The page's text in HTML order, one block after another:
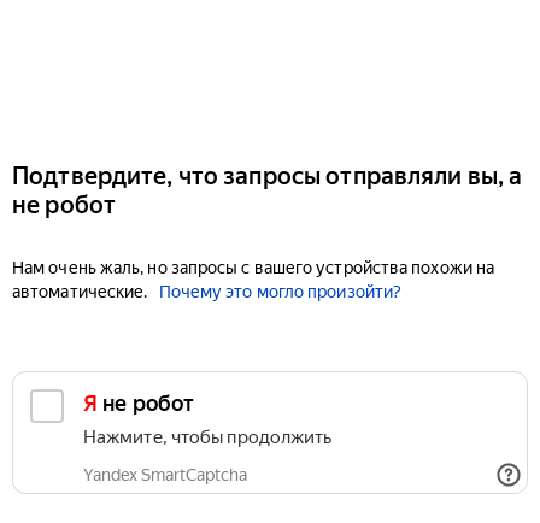
Подтвердите, что запросы отправляли вы, а
не робот
Нам очень жаль, но запросы с вашего устройства похожи на
автоматические.
Почему это могло произойти?
Я не робот
Нажмите, чтобы продолжить
Yandex SmartCaptcha